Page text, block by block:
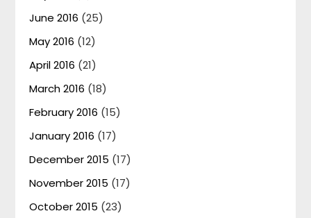
June 2016 (25)
May 2016 (12)
April 2016 (21)
March 2016 (18)
February 2016 (15)
January 2016 (17)
December 2015 (17)
November 2015 (17)
October 2015 (23)